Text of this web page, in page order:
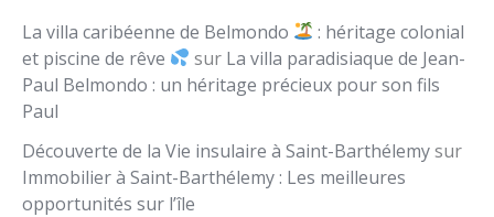
La villa caribéenne de Belmondo
: héritage colonial
et piscine de rêve
sur La villa paradisiaque de Jean-
Paul Belmondo : un héritage précieux pour son fils
Paul
Découverte de la Vie insulaire à Saint-Barthélemysur
Immobilier à Saint-Barthélemy : Les meilleures
opportunités sur l’île